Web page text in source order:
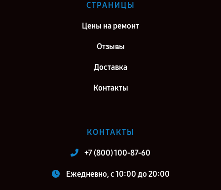
СТРАНИЦЫ
Цены на ремонт
Отзывы
Доставка
Контакты
КОНТАКТЫ
+7 (800) 100-87-60
Ежедневно, с 10:00 до 20:00